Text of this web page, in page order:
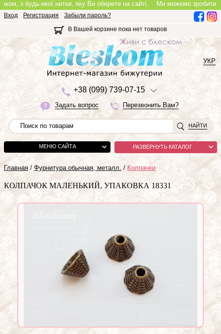
з будь-якої нитки, яку Ви оберете на сайті.Ми можемо зробити
Вход Регистрация
Забыли пароль?
В Вашей корзине пока нет товаров
+38 (099) 739-07-15
Задать вопрос Перезвонить Вам?
УКР
НАЙТИ
МЕНЮ САЙТА РАЗВЕРНУТЬ КАТАЛОГ
Главная / Фурнитура обычная, металл. / Колпачки
КОЛПАЧОК МАЛЕНЬКИЙ, УПАКОВКА 18331